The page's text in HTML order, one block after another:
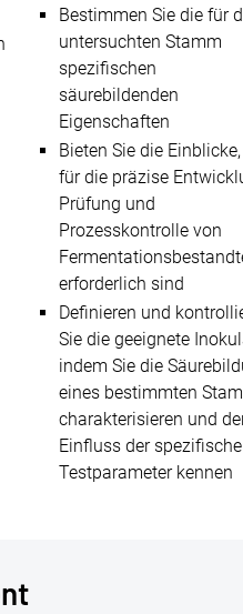
Bestimmen Sie die für
untersuchten Stamm
spezifischen
säurebildenden
Eigenschaften
Bieten Sie die
für die präzise
Prüfung und
Prozesskontrolle von
erforderlich sind
Definieren und
Sie die geeignete
indem Sie die
eines bestimmten
charakterisieren und
Einfluss der
Testparameter kennen